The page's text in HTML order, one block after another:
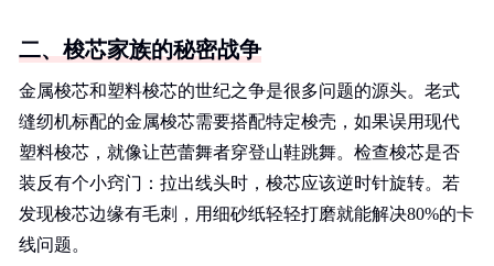
二、梭芯家族的秘密战争
金属梭芯和塑料梭芯的世纪之争是很多问题的源头。老式
缝纫机标配的金属梭芯需要搭配特定梭壳，如果误用现代
塑料梭芯，就像让芭蕾舞者穿登山鞋跳舞。检查梭芯是否
装反有个小窍门：拉出线头时，梭芯应该逆时针旋转。若
发现梭芯边缘有毛刺，用细砂纸轻轻打磨就能解决80%的卡
线问题。